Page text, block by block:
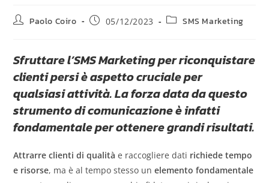
Paolo Coiro 05/12/2023 SMS Marketing
Sfruttare l’SMS Marketing per riconquistare
clienti persi è aspetto cruciale per
qualsiasi attività. La forza data da questo
strumento di comunicazione è infatti
fondamentale per ottenere grandi risultati.
Attrarre clienti di qualità e raccogliere dati richiede tempo
e risorse, ma è al tempo stesso unelemento fondamentale